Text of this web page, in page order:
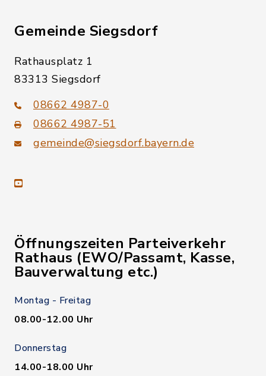
Gemeinde Siegsdorf
Rathausplatz 1
83313 Siegsdorf
08662 4987-0
08662 4987-51
gemeinde@siegsdorf.bayern.de
youtube
Öffnungszeiten Parteiverkehr
Rathaus (EWO/Passamt, Kasse,
Bauverwaltung etc.)
Montag - Freitag
08.00-12.00 Uhr
Donnerstag
14.00-18.00 Uhr